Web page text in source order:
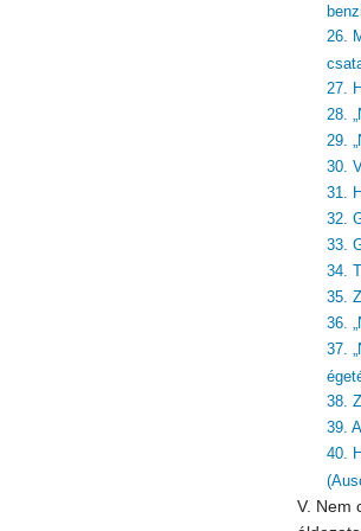
26.
27.
28.
29.
30.
31.
32.
33.
34.
35.
36.
37.
38.
39.
40.
V. Nem